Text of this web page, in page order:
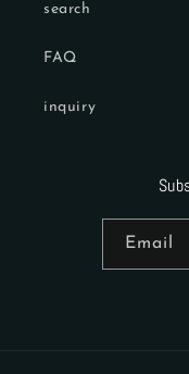
search
FAQ
inquiry
Email